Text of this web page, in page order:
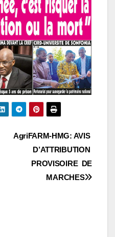
AgriFARM-HMG: AVIS
D’ATTRIBUTION
PROVISOIRE DE
MARCHES